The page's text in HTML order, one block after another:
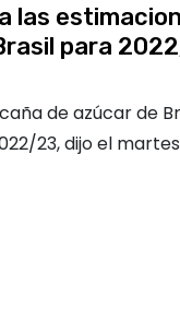
las
para
de azúcar de
23, dijo el